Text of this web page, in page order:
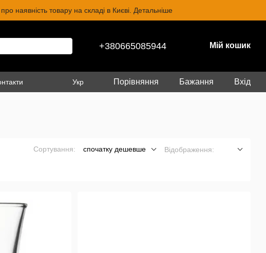
наявність товару на складі в Києві. Детальніше
+380665085944 Мій кошик
Укр Порівняння Бажання Вхід
Сортування: спочатку дешевше Відображення: